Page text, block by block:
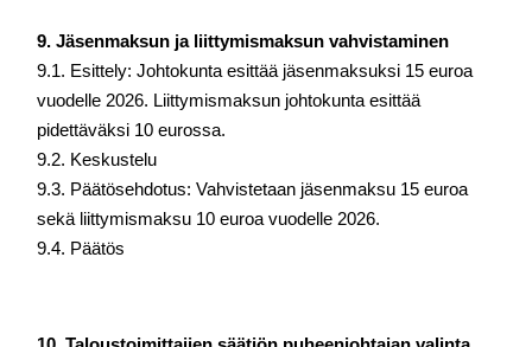
9. Jäsenmaksun ja liittymismaksun vahvistaminen
9.1. Esittely: Johtokunta esittää jäsenmaksuksi 15 euroa
vuodelle 2026. Liittymismaksun johtokunta esittää
pidettäväksi 10 eurossa.
9.2. Keskustelu
9.3. Päätösehdotus: Vahvistetaan jäsenmaksu 15 euroa
sekä liittymismaksu 10 euroa vuodelle 2026.
9.4. Päätös